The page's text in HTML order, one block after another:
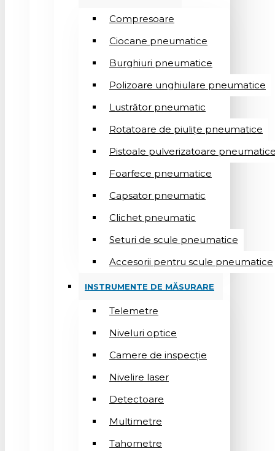
Compresoare
Ciocane pneumatice
Burghiuri pneumatice
Polizoare unghiulare pneumatice
Lustrător pneumatic
Rotatoare de piulițe pneumatice
Pistoale pulverizatoare
Foarfece pneumatice
Capsator pneumatic
Clichet pneumatic
Seturi de scule pneumatice
Accesorii pentru scule pneumatice
INSTRUMENTE DE MĂSURARE
Telemetre
Niveluri optice
Camere de inspecție
Nivelire laser
Detectoare
Multimetre
Tahometre